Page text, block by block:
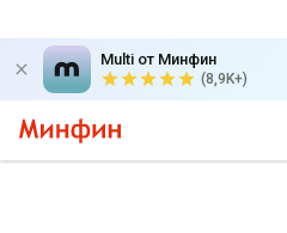
Multi от Минфин
(8,9K+)